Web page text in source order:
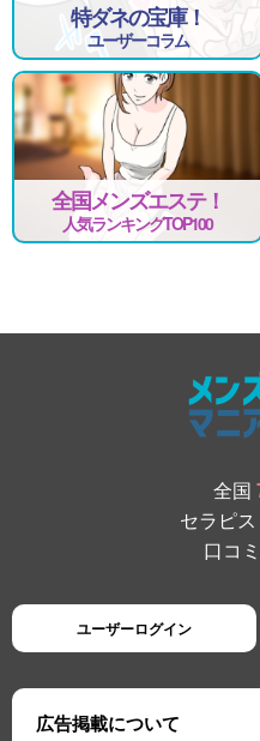
特ダネの宝庫！
ユーザーコラム
全国メンズエステ！
人気ランキングTOP100
全国
セラピス
口コミ
ユーザーログイン
広告掲載について